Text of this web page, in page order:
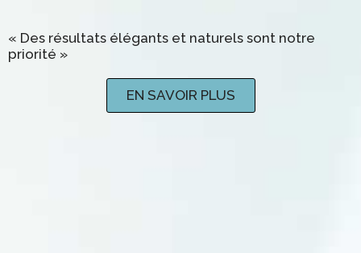
« Des résultats élégants et naturels sont notre
priorité »
EN SAVOIR PLUS